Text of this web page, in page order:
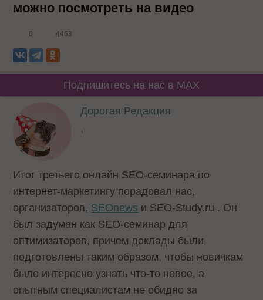
можно посмотреть на видео
0 4463
Подпишитесь на нас в MAX
Дорогая Редакция
,
Итог третьего онлайн SEO-семинара по
интернет-маркетингу порадовал нас,
организаторов, SEOnews и SEO-Study.ru . Он
был задуман как SEO-семинар для
оптимизаторов, причем доклады были
подготовлены таким образом, чтобы новичкам
было интересно узнать что-то новое, а
опытным специалистам не обидно за